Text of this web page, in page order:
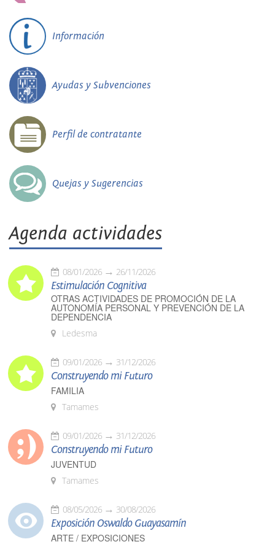
Información
Ayudas y Subvenciones
Perfil de contratante
Quejas y Sugerencias
Agenda actividades
08/01/2026 26/11/2026
Estimulación Cognitiva
OTRAS ACTIVIDADES DE PROMOCIÓN DE LA
AUTONOMÍA PERSONAL Y PREVENCIÓN DE LA
DEPENDENCIA
Ledesma
09/01/2026 31/12/2026
Construyendo mi Futuro
FAMILIA
Tamames
09/01/2026 31/12/2026
Construyendo mi Futuro
JUVENTUD
Tamames
08/05/2026 30/08/2026
Exposición Oswaldo Guayasamín
ARTE / EXPOSICIONES